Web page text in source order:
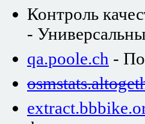
Контроль
-
qa.poole.ch -